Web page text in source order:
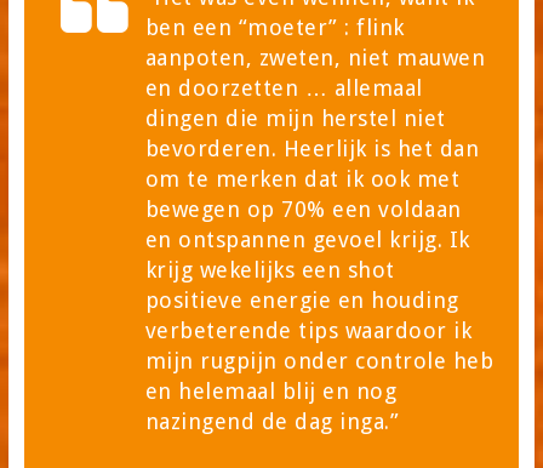
ben een “moeter” : flink
aanpoten, zweten, niet mauwen
en doorzetten … allemaal
dingen die mijn herstel niet
bevorderen. Heerlijk is het dan
om te merken dat ik ook met
bewegen op 70% een voldaan
en ontspannen gevoel krijg. Ik
krijg wekelijks een shot
positieve energie en houding
verbeterende tips waardoor ik
mijn rugpijn onder controle heb
en helemaal blij en nog
nazingend de dag inga.”